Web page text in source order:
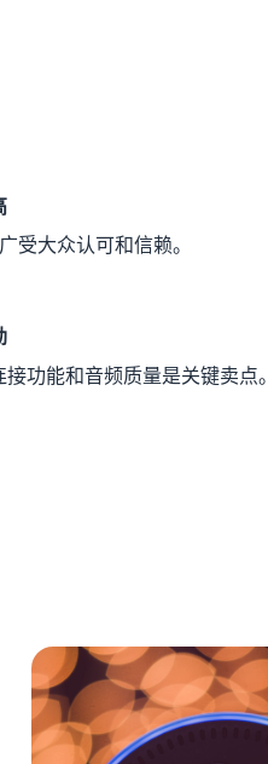
受大众认可和信赖。
功能和音频质量是关键卖点。